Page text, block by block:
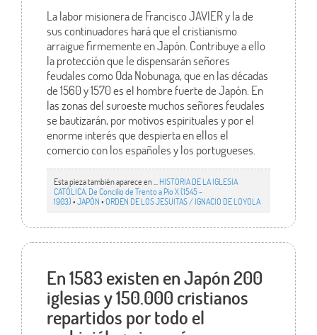
La labor misionera de Francisco JAVIER y la de
sus continuadores hará que el cristianismo
arraigue firmemente en Japón. Contribuye a ello
la protección que le dispensarán señores
feudales como Oda Nobunaga, que en las décadas
de 1560 y 1570 es el hombre fuerte de Japón. En
las zonas del suroeste muchos señores feudales
se bautizarán, por motivos espirituales y por el
enorme interés que despierta en ellos el
comercio con los españoles y los portugueses.
Esta pieza también aparece en ... HISTORIA DE LA IGLESIA
CATÓLICA. De Concilio de Trento a Pío X (1545 -
1903)•JAPÓN•ORDEN DE LOS JESUITAS / IGNACIO DE LOYOLA
En 1583 existen en Japón 200
iglesias y 150.000 cristianos
repartidos por todo el